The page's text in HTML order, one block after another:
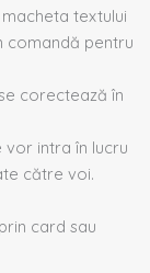
textului
comandă pentru
corectează în
vor intra în lucru
către voi.
card sau